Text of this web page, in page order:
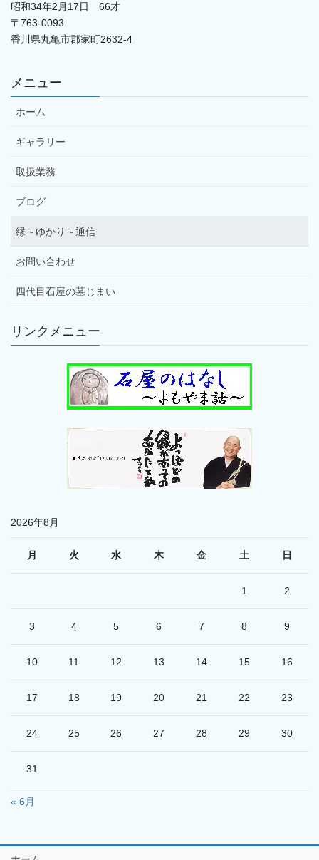
昭和34年2月17日 66才
〒763-0093
香川県丸亀市郡家町2632-4
メニュー
ホーム
ギャラリー
取扱業務
ブログ
縁～ゆかり～通信
お問い合わせ
四代目石屋の墓じまい
リンクメニュー
2026年8月
月 火 水 木 金 土 日
1 2
3 4 5 6 7 8 9
10 11 12 13 14 15 16
17 18 19 20 21 22 23
24 25 26 27 28 29 30
31
« 6月